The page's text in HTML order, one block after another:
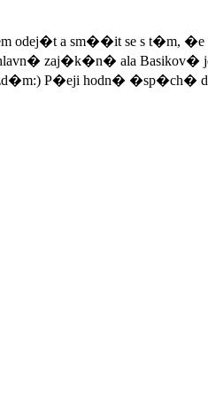
odej�t a sm��it se s t�m, �e
zaj�k�n� ala Basikov�
P�eji hodn�